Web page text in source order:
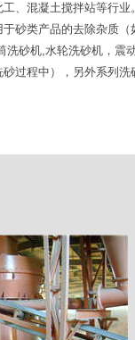
、混凝土搅拌站等行
砂类产品的去除杂质
洗砂机,水轮洗砂机，震
过程中），另外系列